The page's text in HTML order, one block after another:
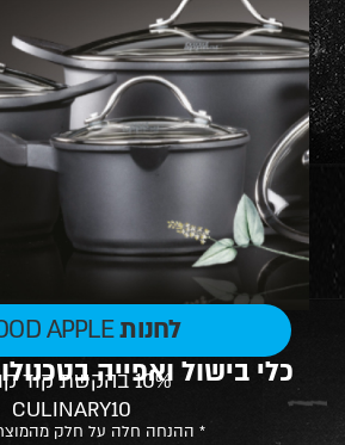
לחנותFOOD APPLE >
כלי בישול ואפייה
10% בהקשת קוד קופון
CULINARY10
* ההנחה חלה על חלק מהמוצרים